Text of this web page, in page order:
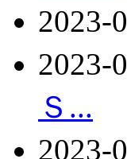
2023-
2023-
Ｓ...
2023-